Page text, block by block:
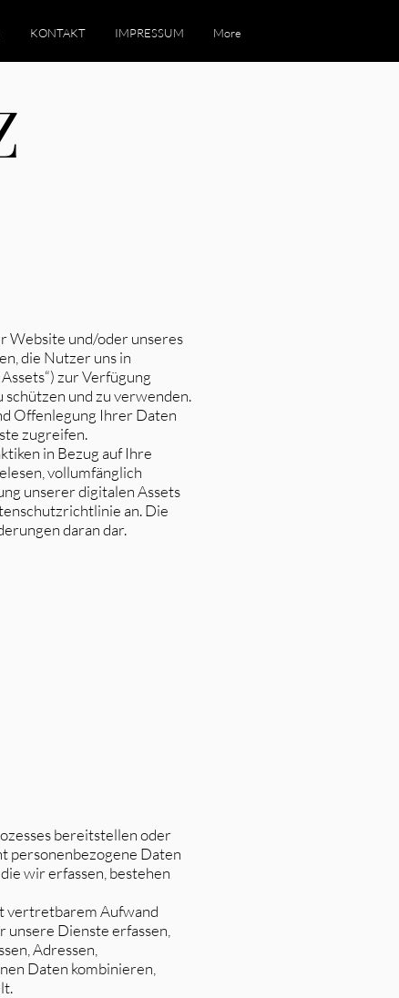
KONTAKT IMPRESSUM More
Website und/oder unseres
die Nutzer uns in
zur Verfügung
und zu verwenden.
Offenlegung Ihrer Daten
zugreifen.
in Bezug auf Ihre
vollumfänglich
unserer digitalen Assets
an. Die
daran dar.
bereitstellen oder
personenbezogene Daten
wir erfassen, bestehen
vertretbarem Aufwand
Dienste erfassen,
Adressen,
Daten kombinieren,